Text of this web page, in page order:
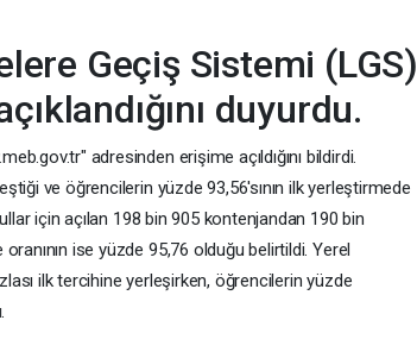
Geçiş Sistemi (LGS)
duyurdu.
adresinden erişime açıldığını bildirdi.
ve öğrencilerin yüzde 93,56'sının ilk yerleştirmede
için açılan 198 bin 905 kontenjandan 190 bin
ise yüzde 95,76 olduğu belirtildi. Yerel
ilk tercihine yerleşirken, öğrencilerin yüzde